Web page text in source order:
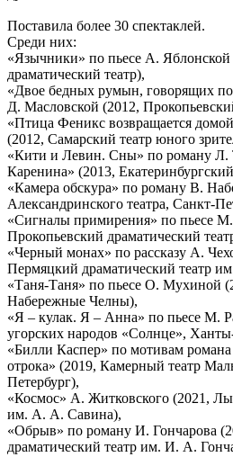
Поставила более 30 спектаклей.
Среди них:
«Язычники» по пьесе А. Яблонской
драматический театр),
«Двое бедных румын, говорящих
Д. Масловской (2012,
«Птица Феникс возвращается
(2012, Самарский театр юного
«Кити и Левин. Сны» по роману Л.
Каренина» (2013,
«Камера обскура» по роману В.
Александринского театра, Санкт-
«Сигналы примирения» по пьесе
Прокопьевский драматический
«Черный монах» по рассказу А.
Пермяцкий драматический театр
«Таня-Таня» по пьесе О. Мухиной
Набережные Челны),
«Я – кулак. Я – Анна» по пьесе М.
угорских народов «Солнце»,
«Билли Каспер» по мотивам
отрока» (2019, Камерный театр
Петербург),
«Космос» А. Житковского (2021,
им. А. А. Савина),
«Обрыв» по роману И. Гончарова
драматический театр им. И. А.